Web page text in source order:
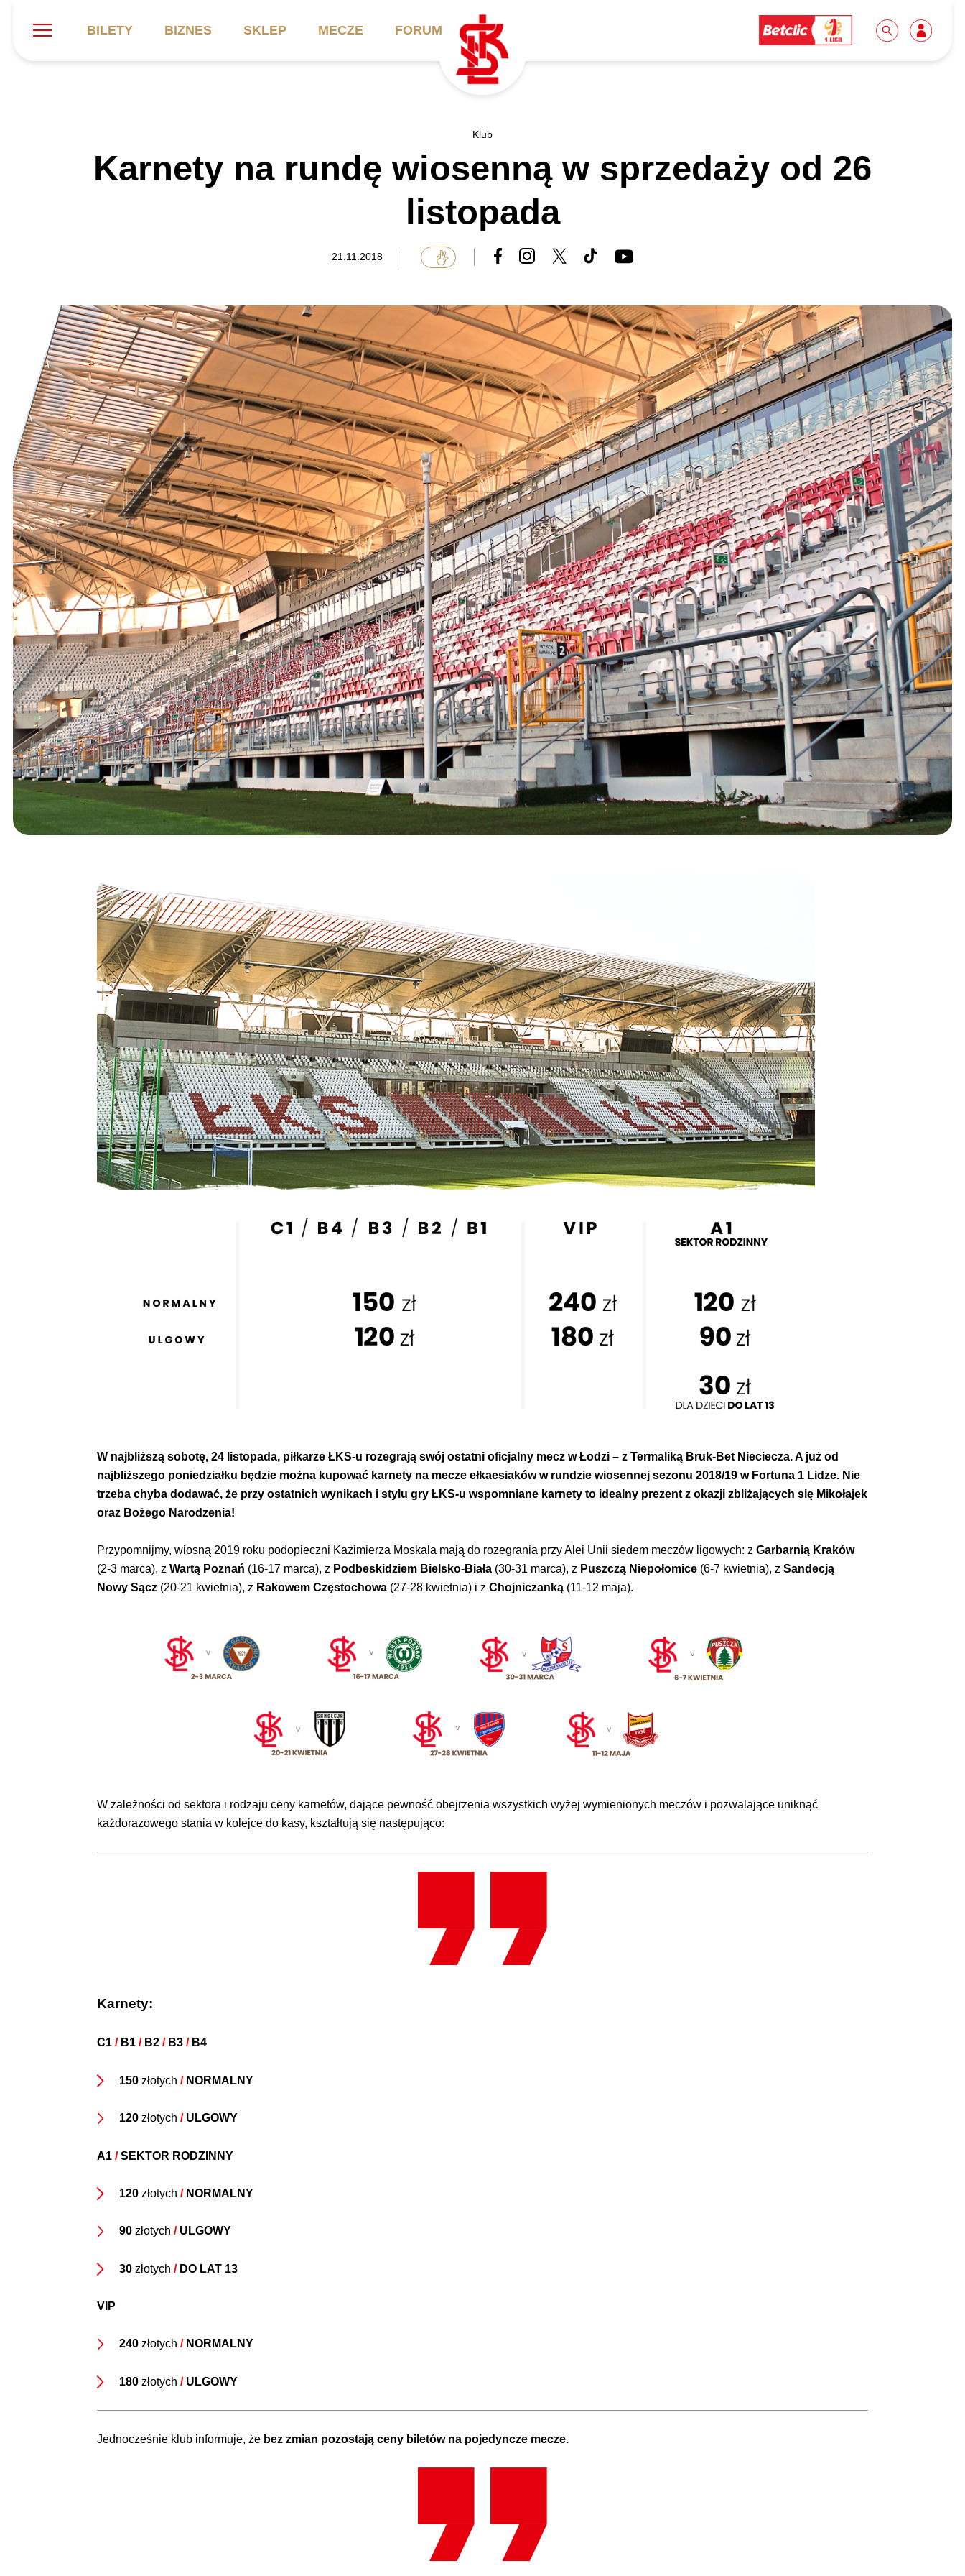
BILETY BIZNES SKLEP MECZE FORUM
Informacje ogólne
Symbole klubu
Ochrona dzieci
Aktualności Karnety
Aktualności
Kadra trenerska
ŁKS II
Drużyny Akademii
Staże w Akademii ŁKS
Kluby partnerskie
Kontakt
Oferta komercyjna
Ełkaesiacki Klub
Przyjaciel ŁKS
Biuro prasowe
Do pobrania
Idę pierwszy raz!
Wycieczki
Kolorowanki
SKLEP KUP BILET
Klub
Karnety na rundę wiosenną w sprzedaży od 26
listopada
21.11.2018
W najbliższą sobotę, 24 listopada, piłkarze ŁKS-u rozegrają swój ostatni oficjalny mecz w Łodzi – z Termaliką Bruk-Bet Nieciecza. A już od
najbliższego poniedziałku będzie można kupować karnety na mecze ełkaesiaków w rundzie wiosennej sezonu 2018/19 w Fortuna 1 Lidze. Nie
trzeba chyba dodawać, że przy ostatnich wynikach i stylu gry ŁKS-u wspomniane karnety to idealny prezent z okazji zbliżających się Mikołajek
oraz Bożego Narodzenia!
Przypomnijmy, wiosną 2019 roku podopieczni Kazimierza Moskala mają do rozegrania przy Alei Unii siedem meczów ligowych: zGarbarnią Kraków
(2-3 marca), zWartą Poznań (16-17 marca), z Podbeskidziem Bielsko-Biała (30-31 marca), z Puszczą Niepołomice (6-7 kwietnia), zSandecją
Nowy Sącz (20-21 kwietnia), z Rakowem Częstochowa (27-28 kwietnia) i zChojniczanką (11-12 maja).
W zależności od sektora i rodzaju ceny karnetów, dające pewność obejrzenia wszystkich wyżej wymienionych meczów i pozwalające uniknąć
każdorazowego stania w kolejce do kasy, kształtują się następująco:
Karnety:
C1/B1/B2/B3/B4
150 złotych / NORMALNY
120 złotych /ULGOWY
A1/ SEKTOR RODZINNY
120 złotych / NORMALNY
90 złotych /ULGOWY
30 złotych /DO LAT 13
VIP
240 złotych / NORMALNY
180 złotych /ULGOWY
Jednocześnie klub informuje, że bez zmian pozostają ceny biletów na pojedyncze mecze.